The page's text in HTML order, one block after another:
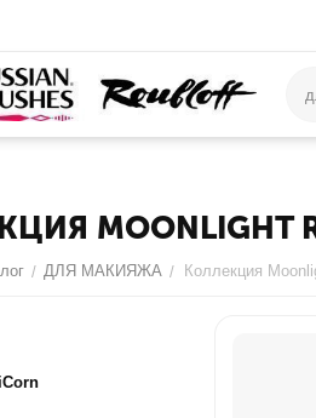
MOONLIGHT
/ ДЛЯ МАКИЯЖА / Коллекция